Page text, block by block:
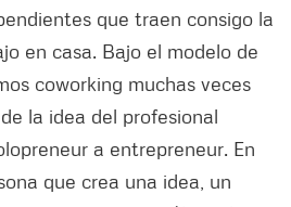
que traen consigo la
en casa. Bajo el modelo de
coworking muchas veces
la idea del profesional
a entrepreneur. En
que crea una idea, un